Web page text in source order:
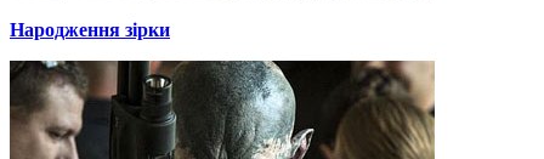
Народження зірки